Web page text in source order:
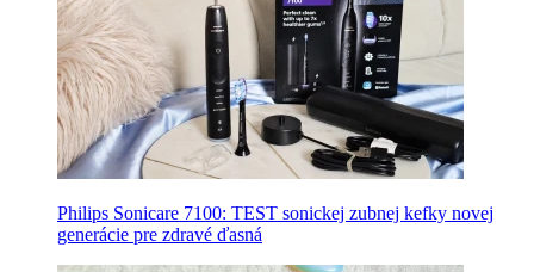
Philips Sonicare 7100: TEST sonickej zubnej kefky novej
generácie pre zdravé ďasná